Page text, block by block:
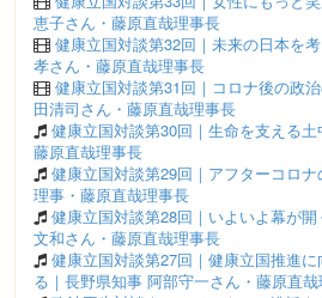
恵子さん・藤原直哉理事長
健康立国対談第32回｜未来の日本を
孝さん・藤原直哉理事長
健康立国対談第31回｜コロナ後の政
田清司さん・藤原直哉理事長
健康立国対談第30回｜生命を支える土
藤原直哉理事長
健康立国対談第29回｜アフターコロ
理事・藤原直哉理事長
健康立国対談第28回｜いよいよ幕が
文和さん・藤原直哉理事長
健康立国対談第27回｜健康立国推進
る｜長野県知事 阿部守一さん・藤原直